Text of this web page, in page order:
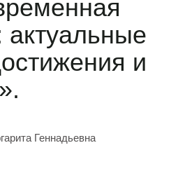
актуальные
и
Геннадьевна